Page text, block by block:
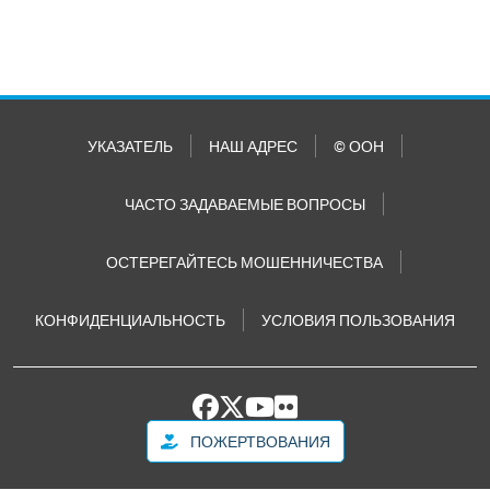
УКАЗАТЕЛЬ НАШ АДРЕС © ООН
ЧАСТО ЗАДАВАЕМЫЕ ВОПРОСЫ
ОСТЕРЕГАЙТЕСЬ МОШЕННИЧЕСТВА
КОНФИДЕНЦИАЛЬНОСТЬ УСЛОВИЯ ПОЛЬЗОВАНИЯ
ПОЖЕРТВОВАНИЯ